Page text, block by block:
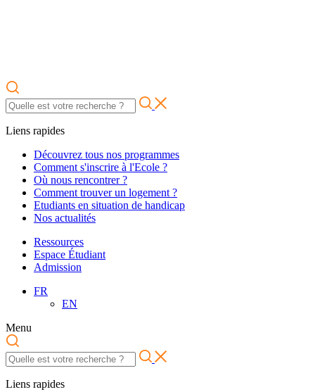
Liens rapides
Découvrez tous nos programmes
Comment s'inscrire à l'Ecole ?
Où nous rencontrer ?
Comment trouver un logement ?
Etudiants en situation de handicap
Nos actualités
Ressources
Espace Étudiant
Admission
FR
EN
Menu
Liens rapides